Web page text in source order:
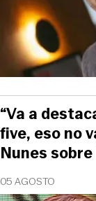
05 AGOSTO
“Va a
five, eso no
Nunes